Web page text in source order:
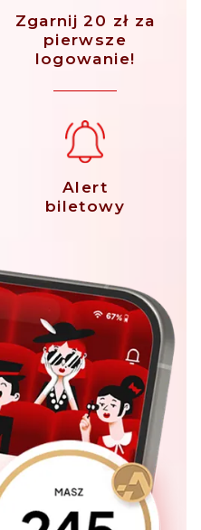
Zgarnij 20 zł za
pierwsze
logowanie!
Alert
biletowy